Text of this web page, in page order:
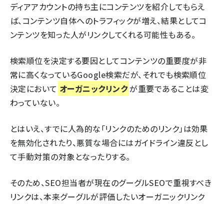
ディアアカウントの持ち主にコンテンツを紹介してもらえ
ば、コンテンツ自体へのトラフィックが増え、結果としてコ
ンテンツを知った人がリンクしてくれる可能性もある。
検索順位を決定する要因としてコンテンツの重要度が非
常に高くなっているGoogle検索だが、それでも検索順位
決定において オーガニックリンクが重要であることは変
わっていない。
とはいえ、すでに人為的な「リンクのためのリンク」は効果
を無効化されたり、悪質な場合にはガイドライン違反とし
て手動対策の対象となったりする。
そのため、SEO担当者が現在のグーグルSEOで重視すべき
リンクは、本来グーグルが評価したいオーガニックリンク